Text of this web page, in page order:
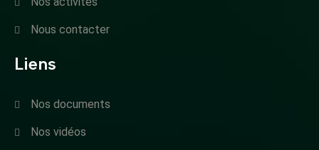
Nous contacter
Liens
Nos documents
Nos vidéos